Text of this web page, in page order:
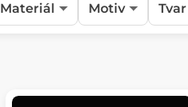
Materiál Motiv Tvar